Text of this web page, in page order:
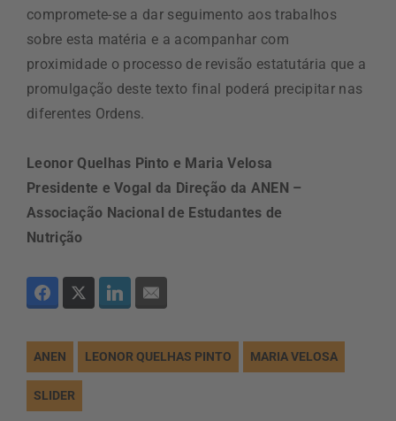
compromete-se a dar seguimento aos trabalhos
sobre esta matéria e a acompanhar com
proximidade o processo de revisão estatutária que a
promulgação deste texto final poderá precipitar nas
diferentes Ordens.
Leonor Quelhas Pinto e Maria Velosa
Presidente e Vogal da Direção da ANEN –
Associação Nacional de Estudantes de
Nutrição
ANEN LEONOR QUELHAS PINTO MARIA VELOSA
SLIDER